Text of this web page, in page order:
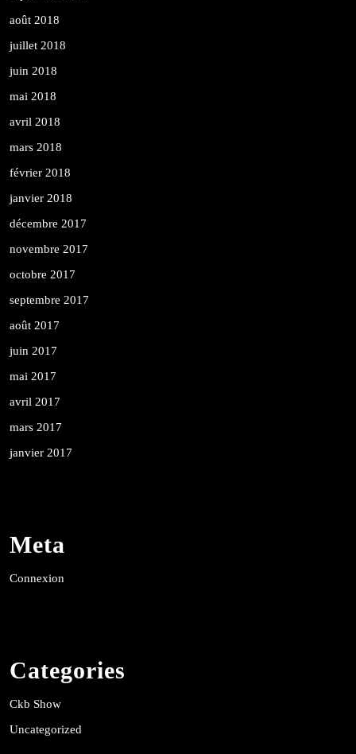
août 2018
juillet 2018
juin 2018
mai 2018
avril 2018
mars 2018
février 2018
janvier 2018
décembre 2017
novembre 2017
octobre 2017
septembre 2017
août 2017
juin 2017
mai 2017
avril 2017
mars 2017
janvier 2017
Meta
Connexion
Categories
Ckb Show
Uncategorized